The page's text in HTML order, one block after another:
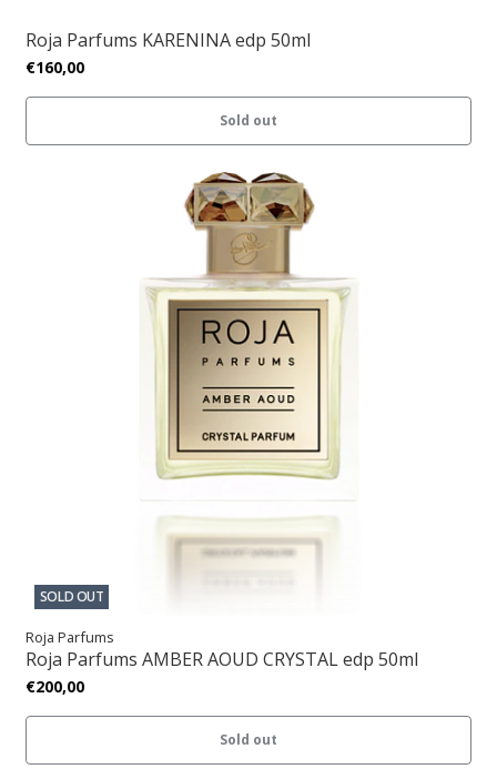
Roja Parfums KARENINA edp 50ml
€160,00
Sold out
SOLD OUT
Roja Parfums
Roja Parfums AMBER AOUD CRYSTAL edp 50ml
€200,00
Sold out